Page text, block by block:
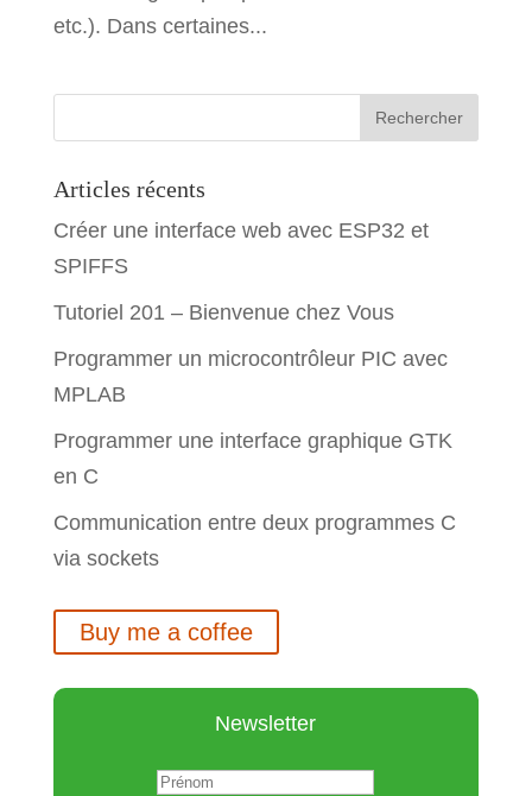
etc.). Dans certaines...
Articles récents
Créer une interface web avec ESP32 et
SPIFFS
Tutoriel 201 – Bienvenue chez Vous
Programmer un microcontrôleur PIC avec
MPLAB
Programmer une interface graphique GTK
en C
Communication entre deux programmes C
via sockets
Buy me a coffee
Newsletter